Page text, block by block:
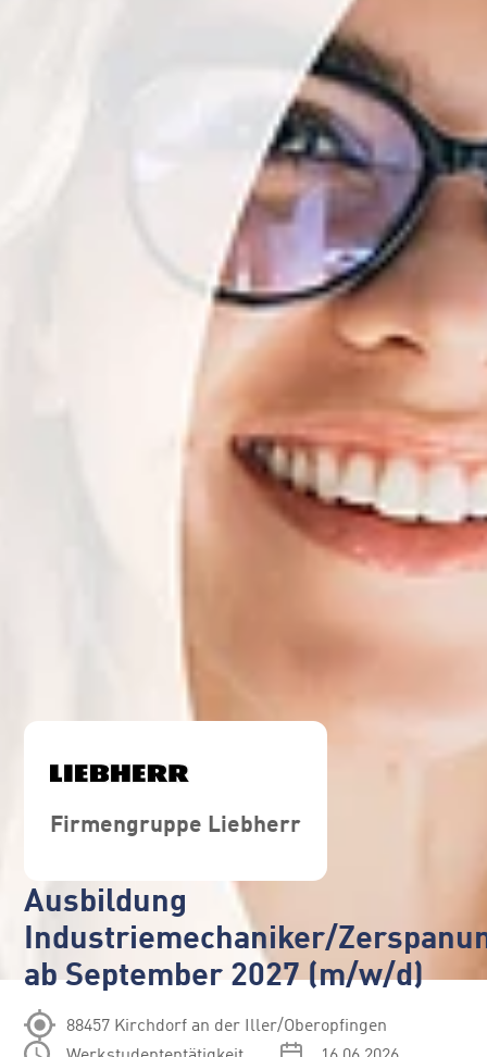
Firmengruppe Liebherr
Ausbildung
Industriemechaniker/
ab September 2027 (m/w/d)
88457 Kirchdorf an der Iller/Oberopfingen